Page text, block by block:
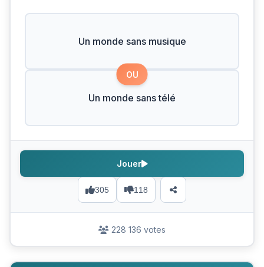
Un monde sans musique
OU
Un monde sans télé
305 118
Jouer
228 136 votes